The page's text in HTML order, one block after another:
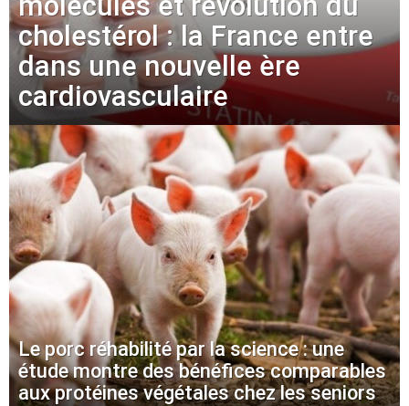
cholestérol : la France entre
dans une nouvelle ère
cardiovasculaire
Le porc réhabilité par la science : une
étude montre des bénéfices comparables
aux protéines végétales chez les seniors